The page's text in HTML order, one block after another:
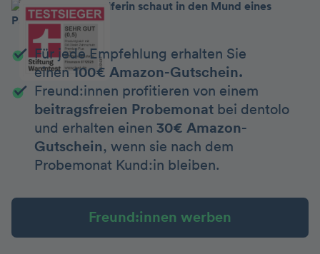
Für jede Empfehlung erhalten Sie
einen100€ Amazon-Gutschein.
Freund:innen profitieren von einem
beitragsfreien Probemonat bei dentolo
und erhalten einen 30€ Amazon-
Gutschein, wenn sie nach dem
Probemonat Kund:in bleiben.
Freund:innen werben